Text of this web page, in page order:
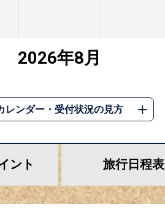
2026年8月
レンダー・受付状況の見方
ント 旅行日程表